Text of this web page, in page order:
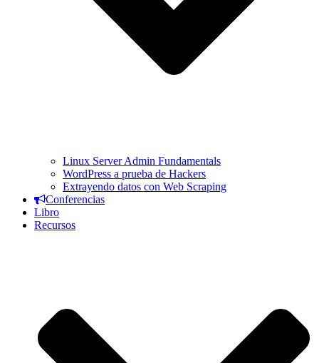
Linux Server Admin Fundamentals
WordPress a prueba de Hackers
Extrayendo datos con Web Scraping
Conferencias
Libro
Recursos